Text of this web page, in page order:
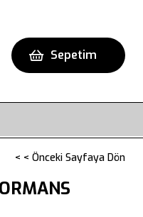
Sepetim
< < Önceki Sayfaya Dön